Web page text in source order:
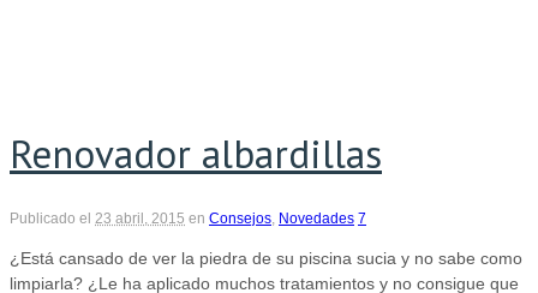
Renovador albardillas
Publicado el 23 abril, 2015 en Consejos, Novedades 7
¿Está cansado de ver la piedra de su piscina sucia y no sabe como
limpiarla? ¿Le ha aplicado muchos tratamientos y no consigue que